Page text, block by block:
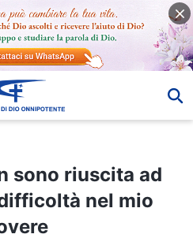
sono riuscita ad
nel mio